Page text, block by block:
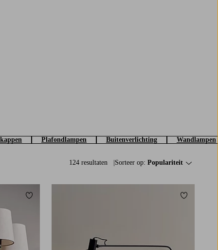
Plafondlampen Buitenverlichting Wandlampen
124 resultaten Sorteer op: Populariteit
Toevoegen aan favorieten Toevoegen